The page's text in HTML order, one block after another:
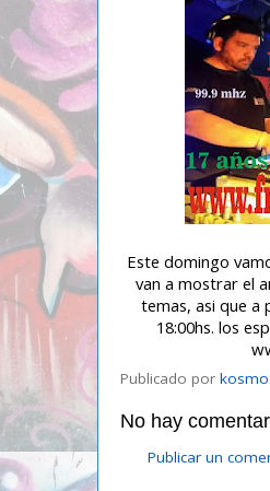
Este domingo
van a mostrar el
temas, asi que a
18:00hs. los
Publicado por
No hay
Publicar un